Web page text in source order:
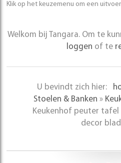
Klik op het keuzemenu om een
Welkom bij Tangara. Om te
loggen of te
U bevindt zich hier:
Stoelen & Banken »
Keukenhof peuter tafel
decor